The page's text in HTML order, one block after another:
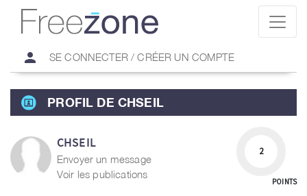
person SE CONNECTER / CRÉER UN COMPTE
PROFIL DE CHSEIL
CHSEIL
Envoyer un message
Voir les publications
2
POINTS